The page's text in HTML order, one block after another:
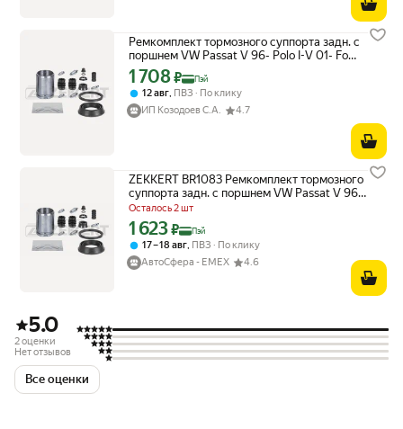
Ремкомплект тормозного суппорта задн. с
поршнем VW Passat V 96- Polo I-V 01- Ford
Focus II 05- To
Цена с картой Яндекс Пэй 1708 ₽ вместо
1 708₽ Пэй
12 авг, ПВЗ
По клику
ИП Козодоев С.А.
4.7
ZEKKERT BR1083 Ремкомплект тормозного
суппорта задн. с поршнем VW Passat V 96-
Polo I-V 01- Ford Focus II 05- To
Осталось 2 шт
Цена с картой Яндекс Пэй 1623 ₽ вместо
1 623₽ Пэй
17 – 18 авг ПВЗ
По клику
АвтоСфера - ЕМЕХ
4.6
5.0
2 оценки
Нет отзывов
Все оценки